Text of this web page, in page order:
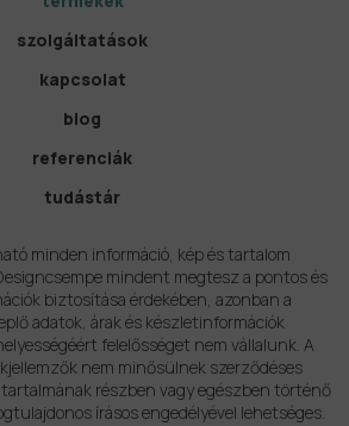
szolgáltatások
kapcsolat
blog
referenciák
tudástár
minden információ, kép és tartalom
mindent megtesz a pontos és
biztosítása érdekében, azonban a
adatok, árak és készletinformációk
felelősséget nem vállalunk. A
nem minősülnek szerződéses
részben vagy egészben történő
írásos engedélyével lehetséges.